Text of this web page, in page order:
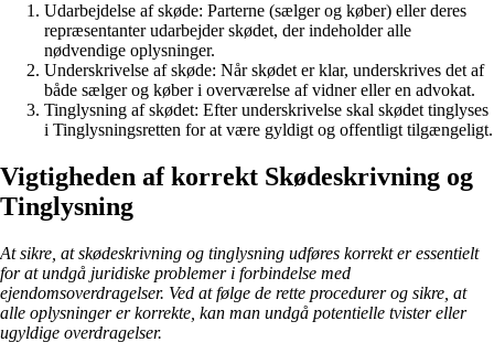
Udarbejdelse af skøde: Parterne (sælger og køber) eller deres
repræsentanter udarbejder skødet, der indeholder alle
nødvendige oplysninger.
Underskrivelse af skøde: Når skødet er klar, underskrives det af
både sælger og køber i overværelse af vidner eller en advokat.
Tinglysning af skødet: Efter underskrivelse skal skødet tinglyses
i Tinglysningsretten for at være gyldigt og offentligt tilgængeligt.
Vigtigheden af korrekt Skødeskrivning og
Tinglysning
At sikre, at skødeskrivning og tinglysning udføres korrekt er essentielt
for at undgå juridiske problemer i forbindelse med
ejendomsoverdragelser. Ved at følge de rette procedurer og sikre, at
alle oplysninger er korrekte, kan man undgå potentielle tvister eller
ugyldige overdragelser.